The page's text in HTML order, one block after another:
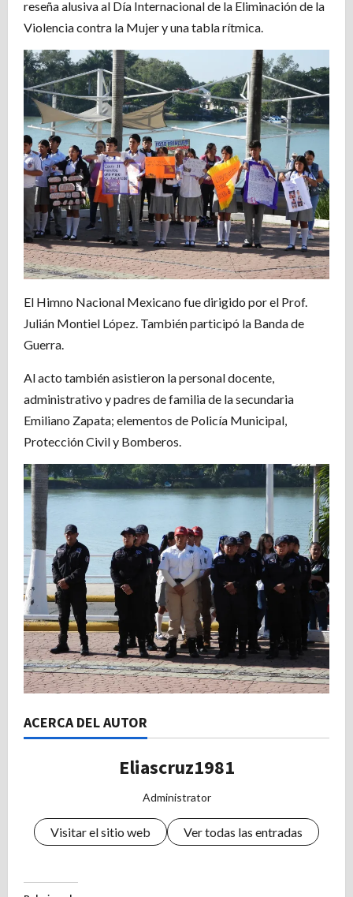
reseña alusiva al Día Internacional de la Eliminación de la
Violencia contra la Mujer y una tabla rítmica.
El Himno Nacional Mexicano fue dirigido por el Prof.
Julián Montiel López. También participó la Banda de
Guerra.
Al acto también asistieron la personal docente,
administrativo y padres de familia de la secundaria
Emiliano Zapata; elementos de Policía Municipal,
Protección Civil y Bomberos.
ACERCA DEL AUTOR
Eliascruz1981
Administrator
Visitar el sitio web Ver todas las entradas